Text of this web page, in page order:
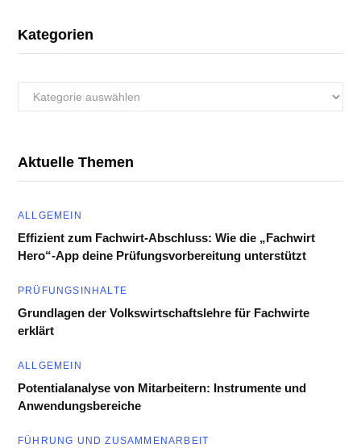
Kategorien
Kategorien
Aktuelle Themen
ALLGEMEIN
Effizient zum Fachwirt-Abschluss: Wie die „Fachwirt
Hero“-App deine Prüfungsvorbereitung unterstützt
PRÜFUNGSINHALTE
Grundlagen der Volkswirtschaftslehre für Fachwirte
erklärt
ALLGEMEIN
Potentialanalyse von Mitarbeitern: Instrumente und
Anwendungsbereiche
FÜHRUNG UND ZUSAMMENARBEIT